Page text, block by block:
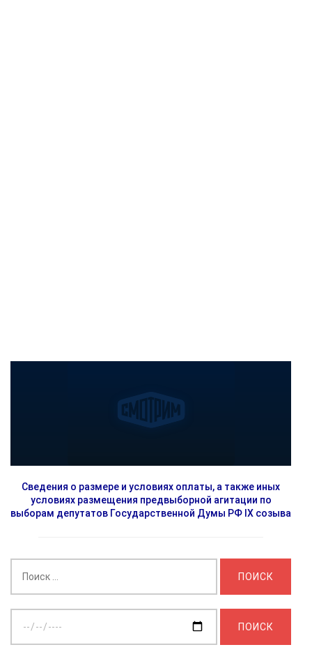
Сведения о размере и условиях оплаты, а также иных
условиях размещения предвыборной агитации по
выборам депутатов Государственной Думы РФ IX созыва
дату: